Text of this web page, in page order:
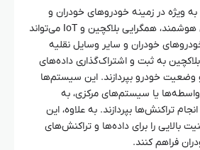
ویژه در زمینه خودروهای خودران و
سیستم‌های حمل‌ونقل هوشمند، همگرایی بلاکچین و IoT می‌تواند
خودران و سایر وسایل نقلیه
بلاکچین به ثبت و اشتراک‌گذاری داده‌های
وضعیت خودرو بپردازند. این سیستم‌ها
واسطه‌ها یا سیستم‌های مرکزی، به
تراکنش‌ها بپردازند. به علاوه، این
بالایی را برای داده‌ها و تراکنش‌های
فراهم کنند.